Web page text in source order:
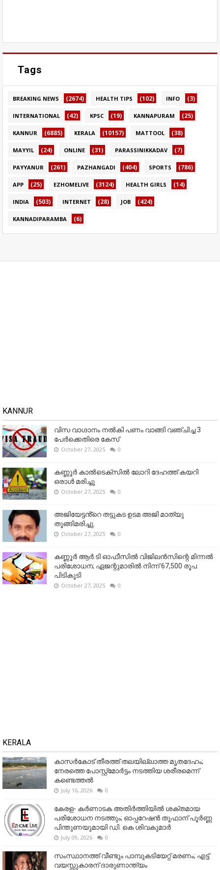
Tags
BREAKING NEWS (2674) HEALTH TIPS (102) INFO (3)
INTERNATIONAL (42) KPSC (19) KANNAPURAM (25)
KANNUR (6885) KERALA (10157) MATTOOL (38)
MAYYIL (24) ONLINE (31) PARASSINIKKADAV (7)
PAYYANUR (261) PAZHANGADI (404) SPORTS (786)
APP (25) EZHOMELIVE (3124) HEALTH GIRLS (14)
INDIA (503) INTERNET (28) JOB (424)
KANNADIPARAMBA (6)
KANNUR
വിസ വാഗ്ദാനം നൽകി പണം വാങ്ങി വഞ്ചിച്ച 3
പേർക്കെതിരെ കേസ്
October 27, 2025 0
കണ്ണൂര്‍ കാല്‍ടെക്‌സില്‍ ലോറി ദേഹത്ത് കയറി
ഒരാള്‍ മരിച്ചു
October 27, 2025 0
അജിയേട്ടൻ്റെ തട്ടുകട ഉടമ അജി മാത്യു
തൂങ്ങിമരിച്ചു.
October 27, 2025 0
കണ്ണൂര്‍ ആര്‍.ടി ഓഫീസില്‍ വിജിലൻസിന്റെ മിന്നല്‍
പരിശോധന; ഏജന്റുമാരില്‍ നിന്ന് 67,500 രൂപ
പിടികൂടി
October 27, 2025 0
KERALA
കാസർകോട് തീരത്ത് തലയില്ലാത്ത മൃതദേഹം;
നേരത്തെ പോസ്റ്റ്‌മോർട്ടം നടത്തിയ ശരീരമെന്ന്
കണ്ടെത്തൽ
July 16, 2026 0
കേരള- കർണാടക അതിർത്തിയിൽ ശക്തമായ
പരിശോധന നടത്തും; ഓപ്പറേഷൻ തൂഫാന് പൂർണ്ണ
പിന്തുണയുമായി ഡി. കെ ശിവകുമാർ
July 09, 2026 0
സംസ്ഥാനത്ത് വീണ്ടും പാമ്പുകടിയേറ്റ് മരണം; എട്ട്
വയസ്സുകാരന് ദാരുണാന്ത്യം